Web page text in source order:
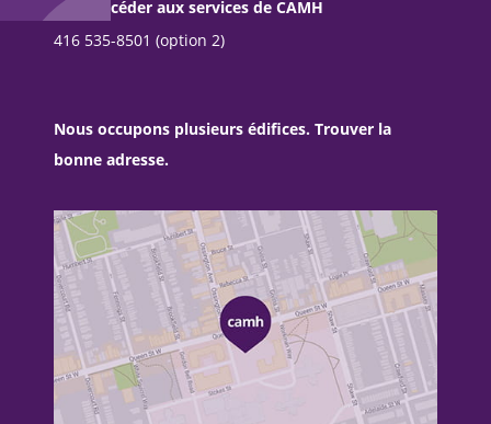
Pour accéder aux services de CAMH
416 535-8501 (option 2)
Nous occupons plusieurs édifices. Trouver la
bonne adresse.